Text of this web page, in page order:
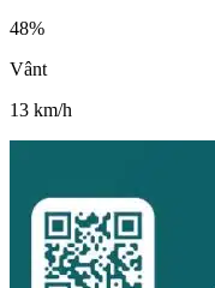
48%
Vânt
13 km/h